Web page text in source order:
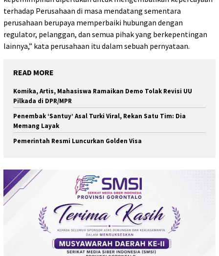
terhadap Perusahaan di masa mendatang sementara
perusahaan berupaya memperbaiki hubungan dengan
regulator, pelanggan, dan semua pihak yang berkepentingan
lainnya,” kata perusahaan itu dalam sebuah pernyataan.
READ MORE
Komika, Artis, Mahasiswa Ramaikan Demo Tolak Revisi UU
Pilkada di DPR/MPR
Penembak ‘Santuy’ Asal Turki Viral, Rekan Satu Tim: Dia
Memang Layak
Pemerintah Resmi Luncurkan Golden Visa